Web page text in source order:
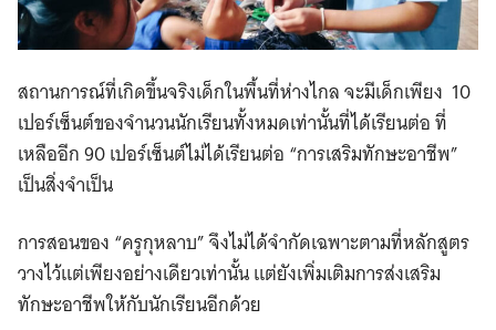
สถานการณ์ที่เกิดขึ้นจริงเด็กในพื้นที่ห่างไกล จะมีเด็กเพียง 10
เปอร์เซ็นต์ของจำนวนนักเรียนทั้งหมดเท่านั้นที่ได้เรียนต่อ ที่
เหลืออีก 90 เปอร์เซ็นต์ไม่ได้เรียนต่อ “การเสริมทักษะอาชีพ”
เป็นสิ่งจำเป็น
การสอนของ “ครูกุหลาบ” จึงไม่ได้จำกัดเฉพาะตามที่หลักสูตร
วางไว้แต่เพียงอย่างเดียวเท่านั้น แต่ยังเพิ่มเติมการส่งเสริม
ทักษะอาชีพให้กับนักเรียนอีกด้วย